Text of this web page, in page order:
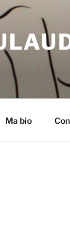
Ma bio